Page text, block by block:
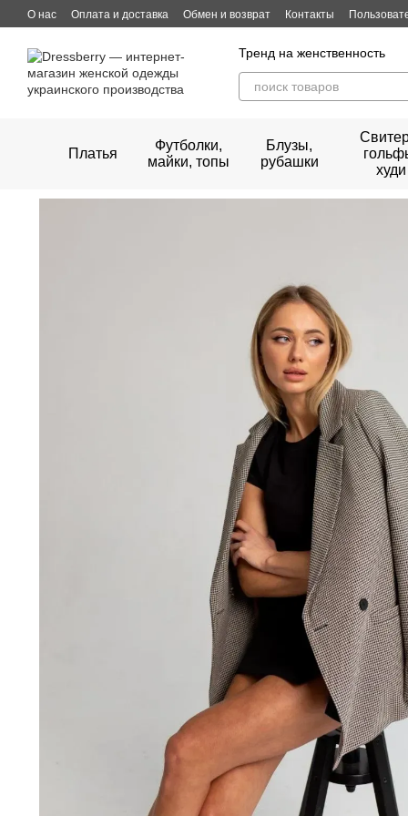
Перейти к основному контенту
О нас Оплата и доставка Обмен и возврат Контакты
Тренд на женственность
Платья
Футболки,
майки, топы
Блузы,
рубашки
худи